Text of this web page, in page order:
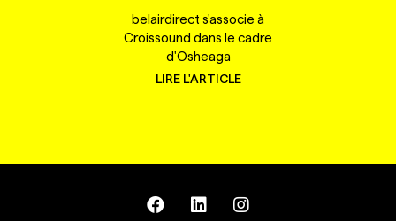
belairdirect s'associe à
Croissound dans le cadre
d'Osheaga
LIRE L'ARTICLE